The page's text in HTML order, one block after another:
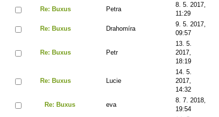
Re: Buxus Petra
8. 5. 2017,
11:29
Re: Buxus Drahomíra
9. 5. 2017,
09:57
Re: Buxus Petr
13. 5.
2017,
18:19
Re: Buxus Lucie
14. 5.
2017,
14:32
Re: Buxus eva
8. 7. 2018,
19:54